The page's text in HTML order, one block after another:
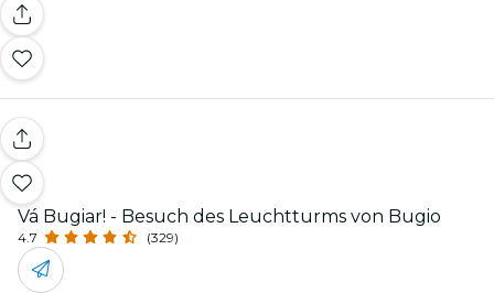
Vá Bugiar! - Besuch des Leuchtturms von Bugio
4.7 (329)